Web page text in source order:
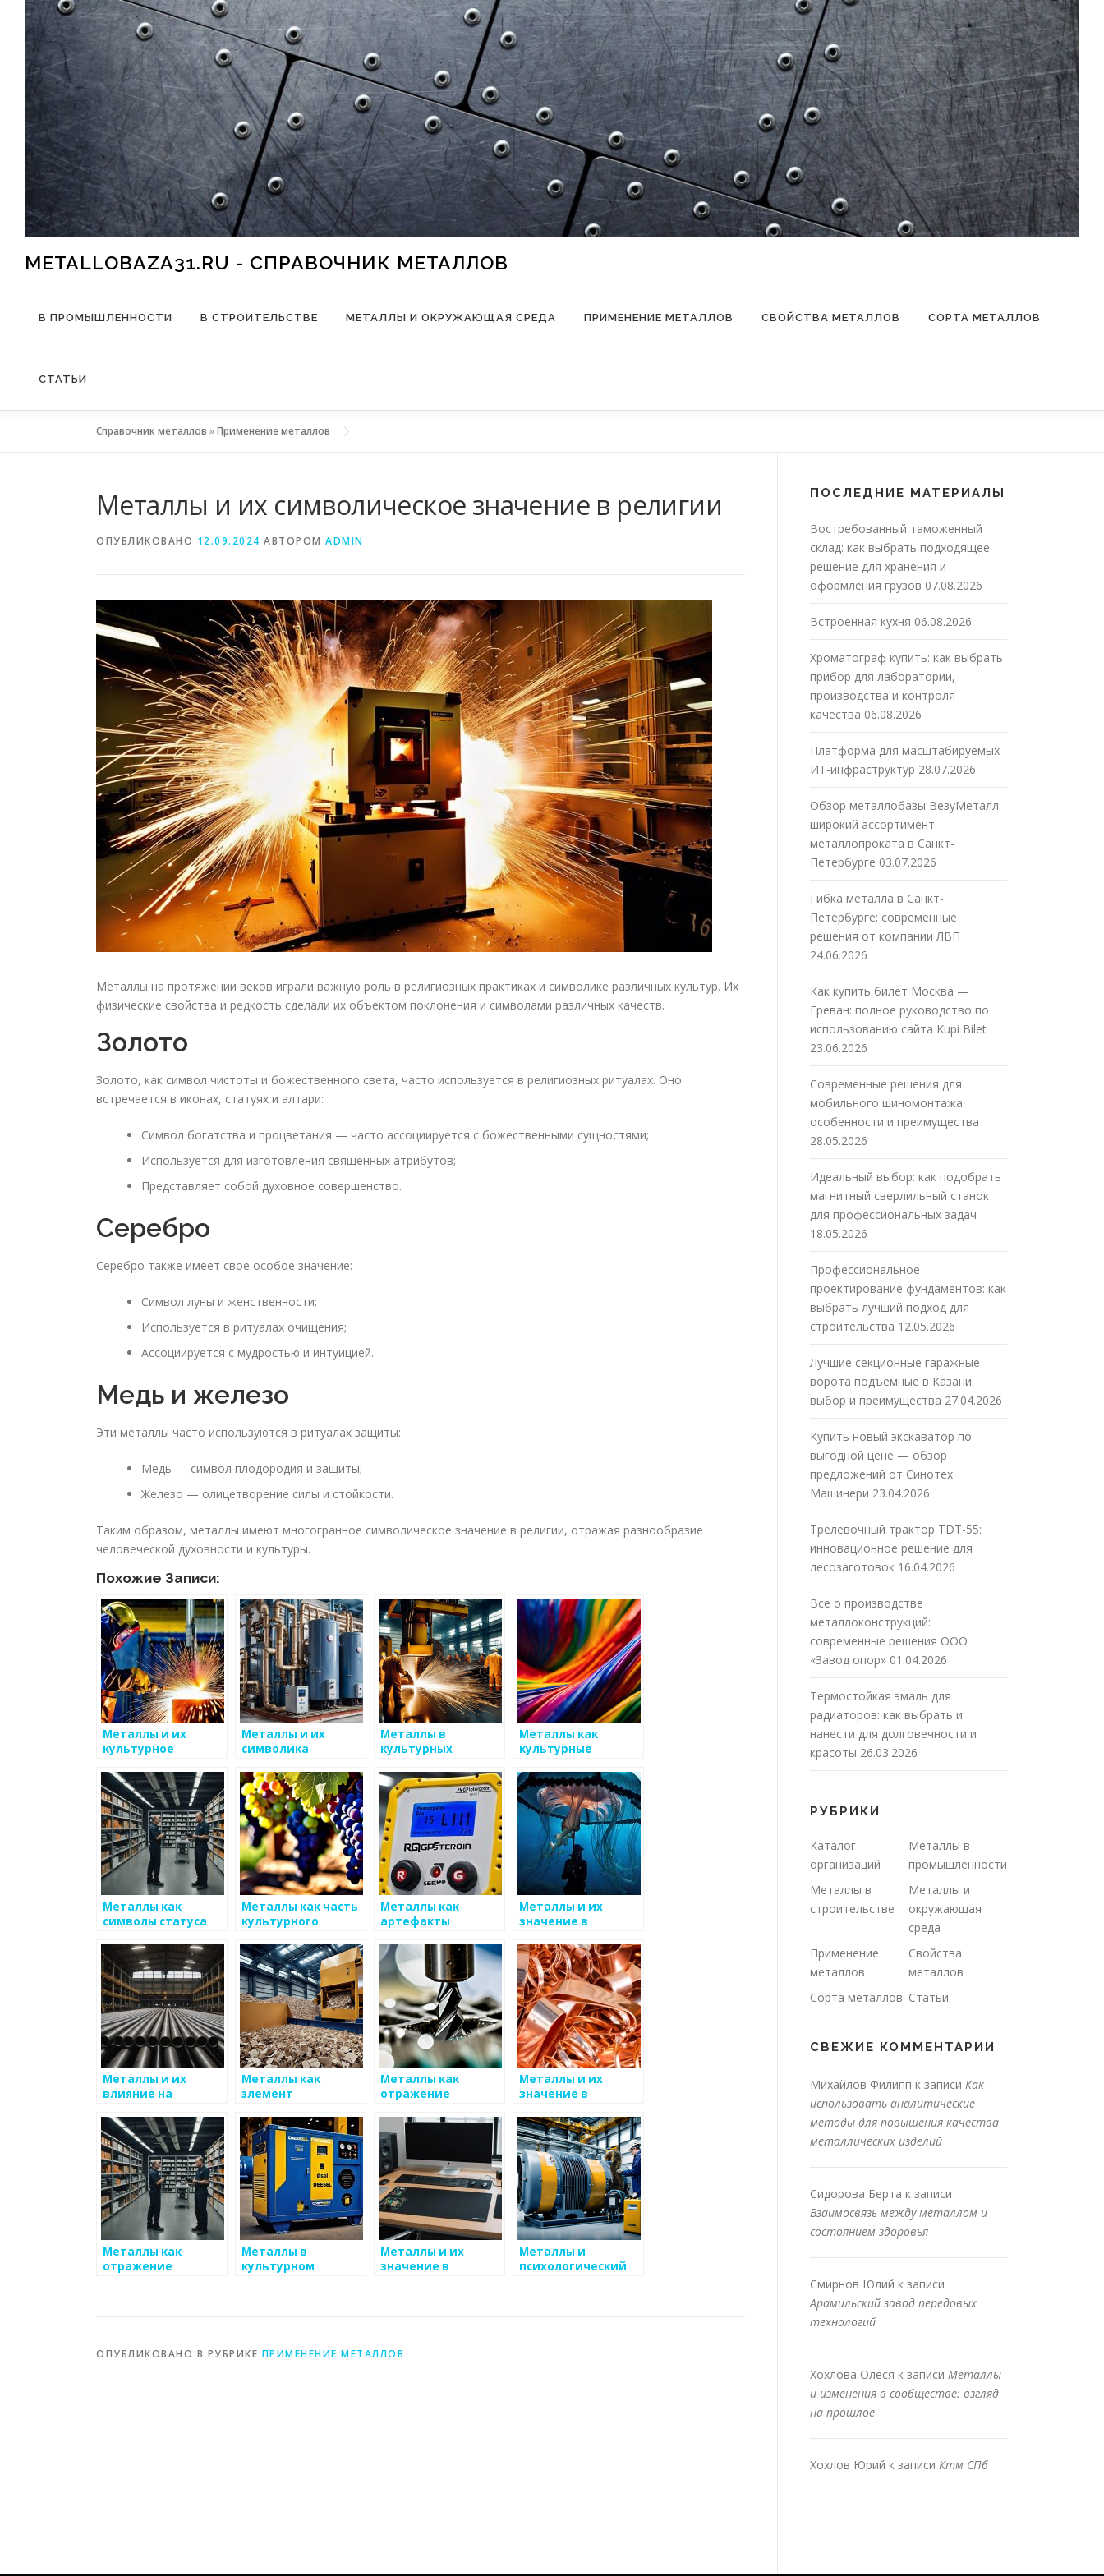
Перейти к содержимому
METALLOBAZA31.RU - СПРАВОЧНИК МЕТАЛЛОВ
В ПРОМЫШЛЕННОСТИ В СТРОИТЕЛЬСТВЕ МЕТАЛЛЫ И ОКРУЖАЮЩАЯ СРЕДА ПРИМЕНЕНИЕ МЕТАЛЛОВ СВОЙСТВА МЕТАЛЛОВ СОРТА МЕТАЛЛОВ
СТАТЬИ
Справочник металлов »Применение металлов
Металлы и их символическое значение в религии
ОПУБЛИКОВАНО 12.09.2024 АВТОРОМ ADMIN
Металлы на протяжении веков играли важную роль в религиозных практиках и символике различных культур. Их
физические свойства и редкость сделали их объектом поклонения и символами различных качеств.
Золото
Золото, как символ чистоты и божественного света, часто используется в религиозных ритуалах. Оно
встречается в иконах, статуях и алтари:
Символ богатства и процветания — часто ассоциируется с божественными сущностями;
Используется для изготовления священных атрибутов;
Представляет собой духовное совершенство.
Серебро
Серебро также имеет свое особое значение:
Символ луны и женственности;
Используется в ритуалах очищения;
Ассоциируется с мудростью и интуицией.
Медь и железо
Эти металлы часто используются в ритуалах защиты:
Медь — символ плодородия и защиты;
Железо — олицетворение силы и стойкости.
Таким образом, металлы имеют многогранное символическое значение в религии, отражая разнообразие
человеческой духовности и культуры.
Похожие Записи:
Металлы и их
культурное
Металлы и их
символика
Металлы в
культурных
народов
Металлы как
культурные
Металлы как
символы статуса
Металлы как часть
культурного
Металлы как
артефакты
Металлы и их
значение в
Металлы и их
влияние на
Металлы как
элемент
обмена
Металлы как
отражение
идентичности
Металлы и их
значение в
сообществе
Металлы как
отражение
Металлы в
культурном
Металлы и их
значение в
Металлы и
психологический
ОПУБЛИКОВАНО В РУБРИКЕ ПРИМЕНЕНИЕ МЕТАЛЛОВ
ПОСЛЕДНИЕ МАТЕРИАЛЫ
Востребованный таможенный
склад: как выбрать подходящее
решение для хранения и
оформления грузов 07.08.2026
Встроенная кухня 06.08.2026
Хроматограф купить: как выбрать
прибор для лаборатории,
производства и контроля
качества 06.08.2026
Платформа для масштабируемых
ИТ-инфраструктур 28.07.2026
Обзор металлобазы ВезуМеталл:
широкий ассортимент
металлопроката в Санкт-
Петербурге 03.07.2026
Гибка металла в Санкт-
Петербурге: современные
решения от компании ЛВП
24.06.2026
Как купить билет Москва —
Ереван: полное руководство по
использованию сайта Kupi Bilet
23.06.2026
Современные решения для
мобильного шиномонтажа:
особенности и преимущества
28.05.2026
Идеальный выбор: как подобрать
магнитный сверлильный станок
для профессиональных задач
18.05.2026
Профессиональное
проектирование фундаментов: как
выбрать лучший подход для
строительства 12.05.2026
Лучшие секционные гаражные
ворота подъемные в Казани:
выбор и преимущества 27.04.2026
Купить новый экскаватор по
выгодной цене — обзор
предложений от Синотех
Машинери 23.04.2026
Трелевочный трактор TDT-55:
инновационное решение для
лесозаготовок 16.04.2026
Все о производстве
металлоконструкций:
современные решения ООО
«Завод опор» 01.04.2026
Термостойкая эмаль для
радиаторов: как выбрать и
нанести для долговечности и
красоты 26.03.2026
РУБРИКИ
Каталог
организаций
Металлы в
промышленности
Металлы в
строительстве
Металлы и
окружающая
среда
Применение
металлов
Свойства
металлов
Сорта металлов Статьи
СВЕЖИЕ КОММЕНТАРИИ
Михайлов Филипп к записи Как
использовать аналитические
методы для повышения качества
металлических изделий
Сидорова Берта к записи
Взаимосвязь между металлом и
состоянием здоровья
Смирнов Юлий к записи
Арамильский завод передовых
технологий
Хохлова Олеся к записи Металлы
и изменения в сообществе: взгляд
на прошлое
Хохлов Юрий к записи Ктм СПб